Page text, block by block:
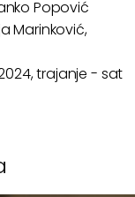
Popović
Marinković,
trajanje - sat